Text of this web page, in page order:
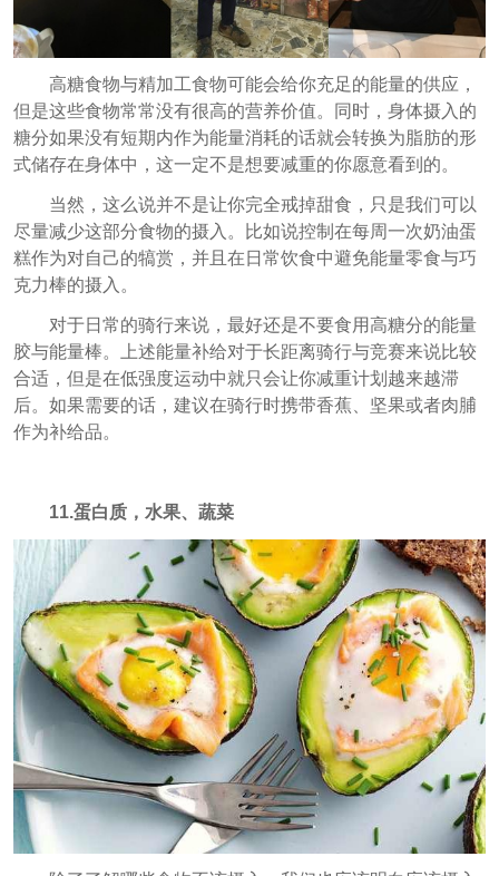
高糖食物与精加工食物可能会给你充足的能量的供应，
但是这些食物常常没有很高的营养价值。同时，身体摄入的
糖分如果没有短期内作为能量消耗的话就会转换为脂肪的形
式储存在身体中，这一定不是想要减重的你愿意看到的。
当然，这么说并不是让你完全戒掉甜食，只是我们可以
尽量减少这部分食物的摄入。比如说控制在每周一次奶油蛋
糕作为对自己的犒赏，并且在日常饮食中避免能量零食与巧
克力棒的摄入。
对于日常的骑行来说，最好还是不要食用高糖分的能量
胶与能量棒。上述能量补给对于长距离骑行与竞赛来说比较
合适，但是在低强度运动中就只会让你减重计划越来越滞
后。如果需要的话，建议在骑行时携带香蕉、坚果或者肉脯
作为补给品。
11.蛋白质，水果、蔬菜